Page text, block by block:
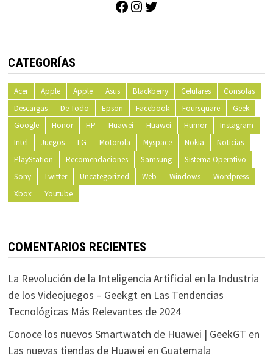
Facebook
Instagram
CATEGORÍAS
Acer Apple Apple Asus Blackberry Celulares
Consolas
Descargas
De Todo Epson Facebook Foursquare
Geek
Google
Honor HP Huawei Huawei Humor
Instagram
Intel
Juegos LG Motorola Myspace Nokia
Noticias
PlayStation
Recomendaciones Samsung
Sistema Operativo
Sony
Twitter Uncategorized Web Windows
Wordpress
Xbox
Youtube
COMENTARIOS RECIENTES
La Revolución de la Inteligencia Artificial en la Industria
de los Videojuegos – Geekgt en Las Tendencias
Tecnológicas Más Relevantes de 2024
Conoce los nuevos Smartwatch de Huawei | GeekGT en
Las nuevas tiendas de Huawei en Guatemala